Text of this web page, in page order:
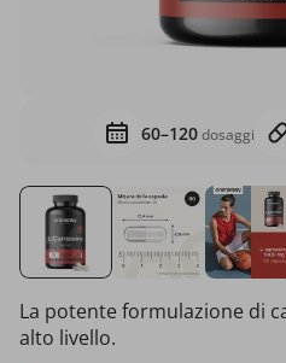
60–120dosaggi
La potente formulazione di
alto livello.